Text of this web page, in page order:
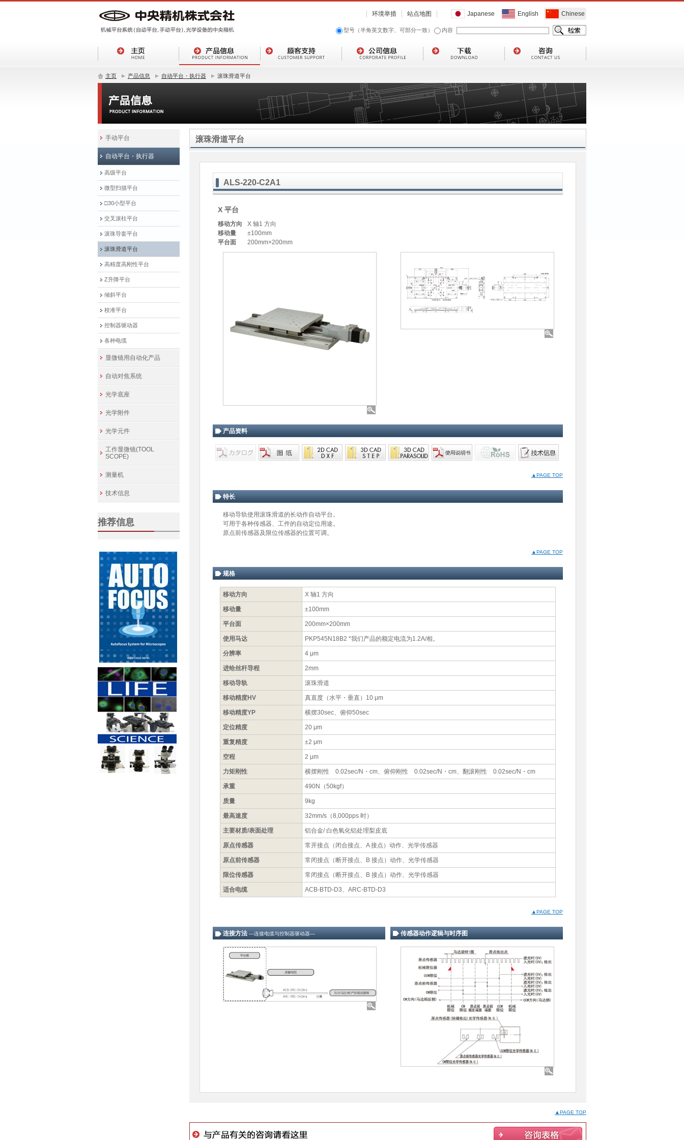
环境举措 站点地图 Japanese English Chinese
型号（半角英文数字、可部分一致） 内容
主页 产品信息 自动平台・执行器 滚珠滑道平台
滚珠滑道平台
ALS-220-C2A1
X 平台
移动方向
X 轴1 方向
移动量
±100mm
平台面
200mm×200mm
产品资料
▲PAGE TOP
特长
移动导轨使用滚珠滑道的长动作自动平台。
可用于各种传感器、工件的自动定位用途。
原点前传感器及限位传感器的位置可调。
▲PAGE TOP
规格
移动方向 X 轴1 方向
移动量 ±100mm
平台面 200mm×200mm
使用马达 PKP545N18B2 *我们产品的额定电流为1.2A/相。
分辨率 4 μm
进给丝杆导程 2mm
移动导轨 滚珠滑道
移动精度HV 真直度（水平・垂直）10 μm
移动精度YP 横摆30sec、俯仰50sec
定位精度 20 μm
重复精度 ±2 μm
空程 2 μm
力矩刚性 横摆刚性 0.02sec/N・cm、俯仰刚性 0.02sec/N・cm、翻滚刚性 0.02sec/N・cm
承重 490N（50kgf）
质量 9kg
最高速度 32mm/s（8,000pps 时）
主要材质/表面处理 铝合金/ 白色氧化铝处理梨皮底
原点传感器 常开接点（闭合接点、A 接点）动作、光学传感器
原点前传感器 常闭接点（断开接点、B 接点）动作、光学传感器
限位传感器 常闭接点（断开接点、B 接点）动作、光学传感器
适合电缆 ACB-BTD-D3、ARC-BTD-D3
▲PAGE TOP
连接方法―连接电缆与控制器驱动器― 传感器动作逻辑与时序图
▲PAGE TOP
手动平台
自动平台・执行器
高级平台
微型扫描平台
□30小型平台
交叉滚柱平台
滚珠导套平台
滚珠滑道平台
高精度高刚性平台
Z升降平台
倾斜平台
校准平台
控制器驱动器
各种电缆
显微镜用自动化产品
自动对焦系统
光学底座
光学附件
光学元件
工作显微镜(TOOL
SCOPE)
测量机
技术信息
推荐信息